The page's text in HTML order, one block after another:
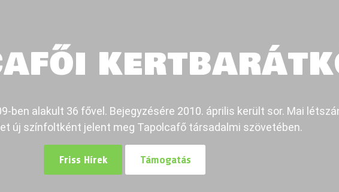
ben alakult 36 fővel. Bejegyzésére 2010. április került sor. Mai
új színfoltként jelent meg Tapolcafő társadalmi szövetében.
Friss Hírek Támogatás